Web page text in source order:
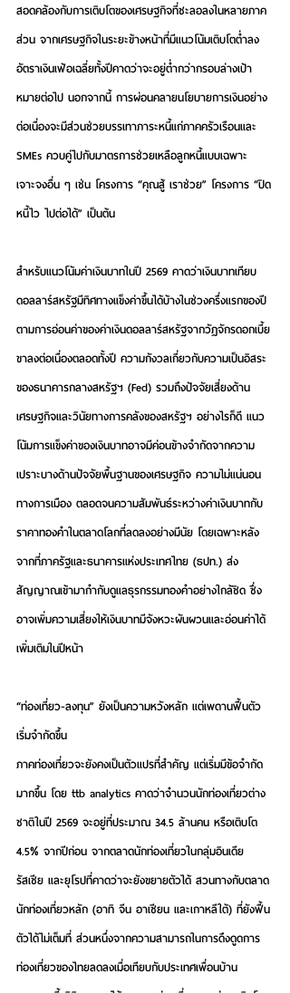
สอดคล้องกับการเติบโตของเศรษฐกิจที่ชะลอลงในหลายภาค
ส่วน จากเศรษฐกิจในระยะข้างหน้าที่มีแนวโน้มเติบโตต่ำลง
อัตราเงินเฟ้อเฉลี่ยทั้งปีคาดว่าจะอยู่ต่ำกว่ากรอบล่างเป้า
หมายต่อไป นอกจากนี้ การผ่อนคลายนโยบายการเงินอย่าง
ต่อเนื่องจะมีส่วนช่วยบรรเทาภาระหนี้แก่ภาคครัวเรือนและ
SMEs ควบคู่ไปกับมาตรการช่วยเหลือลูกหนี้แบบเฉพาะ
เจาะจงอื่น ๆ เช่น โครงการ “คุณสู้ เราช่วย” โครงการ “ปิด
หนี้ไว ไปต่อได้” เป็นต้น
สำหรับแนวโน้มค่าเงินบาทในปี 2569 คาดว่าเงินบาทเทียบ
ดอลลาร์สหรัฐมีทิศทางแข็งค่าขึ้นได้บ้างในช่วงครึ่งแรกของปี
ตามการอ่อนค่าของค่าเงินดอลลาร์สหรัฐจากวัฏจักรดอกเบี้ย
ขาลงต่อเนื่องตลอดทั้งปี ความกังวลเกี่ยวกับความเป็นอิสระ
ของธนาคารกลางสหรัฐฯ (Fed) รวมถึงปัจจัยเสี่ยงด้าน
เศรษฐกิจและวินัยทางการคลังของสหรัฐฯ อย่างไรก็ดี แนว
โน้มการแข็งค่าของเงินบาทอาจมีค่อนข้างจำกัดจากความ
เปราะบางด้านปัจจัยพื้นฐานของเศรษฐกิจ ความไม่แน่นอน
ทางการเมือง ตลอดจนความสัมพันธ์ระหว่างค่าเงินบาทกับ
ราคาทองคำในตลาดโลกที่ลดลงอย่างมีนัย โดยเฉพาะหลัง
จากที่ภาครัฐและธนาคารแห่งประเทศไทย (ธปท.) ส่ง
สัญญาณเข้ามากำกับดูแลธุรกรรมทองคำอย่างใกล้ชิด ซึ่ง
อาจเพิ่มความเสี่ยงให้เงินบาทมีจังหวะผันผวนและอ่อนค่าได้
เพิ่มเติมในปีหน้า
“ท่องเที่ยว-ลงทุน” ยังเป็นความหวังหลัก แต่เพดานฟื้นตัว
เริ่มจำกัดขึ้น
ภาคท่องเที่ยวจะยังคงเป็นตัวแปรที่สำคัญ แต่เริ่มมีข้อจำกัด
มากขึ้น โดย ttb analytics คาดว่าจำนวนนักท่องเที่ยวต่าง
ชาติในปี 2569 จะอยู่ที่ประมาณ 34.5 ล้านคน หรือเติบโต
4.5% จากปีก่อน จากตลาดนักท่องเที่ยวในกลุ่มอินเดีย
รัสเซีย และยุโรปที่คาดว่าจะยังขยายตัวได้ สวนทางกับตลาด
นักท่องเที่ยวหลัก (อาทิ จีน อาเซียน และเกาหลีใต้) ที่ยังฟื้น
ตัวได้ไม่เต็มที่ ส่วนหนึ่งจากความสามารถในการดึงดูดการ
ท่องเที่ยวของไทยลดลงเมื่อเทียบกับประเทศเพื่อนบ้าน